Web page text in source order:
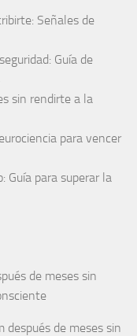
Señales de
Guía de
sin rendirte a la
para vencer
Guía para superar la
de meses sin
después de meses sin